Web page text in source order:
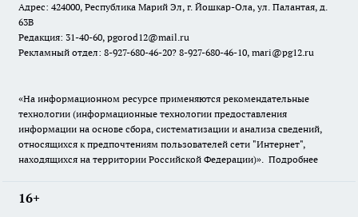
Адрес: 424000, Республика Марий Эл, г. Йошкар-Ола, ул. Палантая, д.
63В
Редакция: 31-40-60, pgorod12@mail.ru
Рекламный отдел: 8-927-680-46-20? 8-927-680-46-10, mari@pg12.ru
«На информационном ресурсе применяются рекомендательные
технологии (информационные технологии предоставления
информации на основе сбора, систематизации и анализа сведений,
относящихся к предпочтениям пользователей сети "Интернет",
находящихся на территории Российской Федерации)». Подробнее
16+